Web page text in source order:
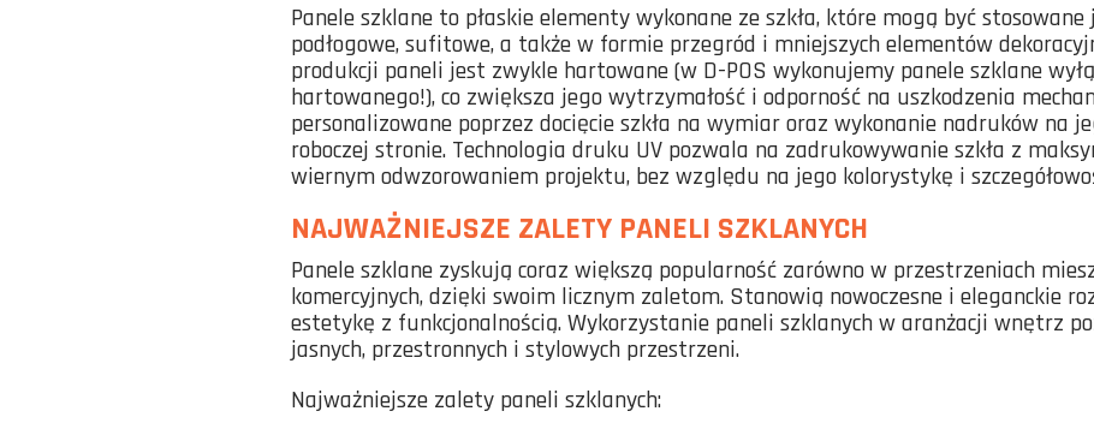
Panele szklane to płaskie elementy wykonane ze szkła, które mogą być stosowane
podłogowe, sufitowe, a także w formie przegród i mniejszych elementów
produkcji paneli jest zwykle hartowane (w D-POS wykonujemy panele szklane
hartowanego!), co zwiększa jego wytrzymałość i odporność na uszkodzenia
personalizowane poprzez docięcie szkła na wymiar oraz wykonanie nadruków na
roboczej stronie. Technologia druku UV pozwala na zadrukowywanie szkła z
wiernym odwzorowaniem projektu, bez względu na jego kolorystykę i
NAJWAŻNIEJSZE ZALETY PANELI SZKLANYCH
Panele szklane zyskują coraz większą popularność zarówno w przestrzeniach
komercyjnych, dzięki swoim licznym zaletom. Stanowią nowoczesne i eleganckie
estetykę z funkcjonalnością. Wykorzystanie paneli szklanych w aranżacji wnętrz
jasnych, przestronnych i stylowych przestrzeni.
Najważniejsze zalety paneli szklanych: